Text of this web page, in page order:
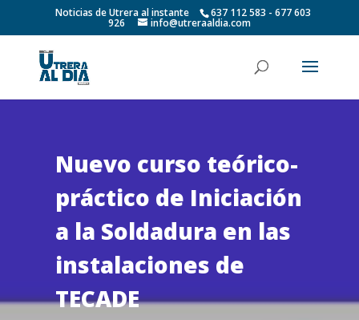
Noticias de Utrera al instante 637 112 583 - 677 603
926 info@utreraaldia.com
Nuevo curso teórico-
práctico de Iniciación
a la Soldadura en las
instalaciones de
TECADE